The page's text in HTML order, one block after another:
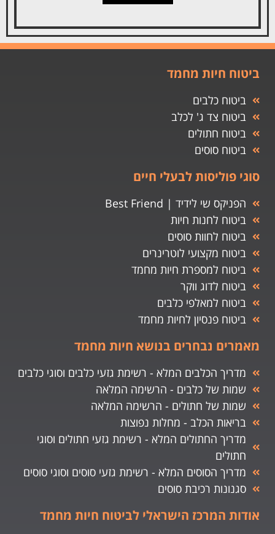
ביטוח חיות מחמד
ביטוח כלבים
ביטוח צד ג' לכלב
ביטוח חתולים
ביטוח סוסים
סוגי פוליסות לבעלי חיים
הפניקס שי לידיד | Best Friend
ביטוח לחנות חיות
ביטוח לחוות סוסים
ביטוח מקצועי לוטרינרים
ביטוח למספרת חיות מחמד
ביטוח לדוג ווקר
ביטוח למאלפי כלבים
ביטוח פנסיון לחיות מחמד
מאמרים נבחרים בנושא חיות מחמד
מדריך הכלבים המלא - רשימת גזעי כלבים וסוגי כלבים
שמות של כלבים - הרשימה המלאה
שמות של חתולים - הרשימה המלאה
בריאות הכלב - מחלות נפוצות
מדריך החתולים המלא - רשימת גזעי חתולים וסוגי
חתולים
מדריך הסוסים המלא - רשימת גזעי סוסים וסוגי סוסים
סגנונות רכיבת סוסים
אודות המרכז הישראלי לביטוח חיות מחמד